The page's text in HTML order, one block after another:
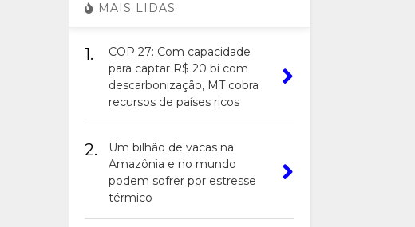
MAIS LIDAS
1.
COP 27: Com capacidade
para captar R$ 20 bi com
descarbonização, MT cobra
recursos de países ricos
2.
Um bilhão de vacas na
Amazônia e no mundo
podem sofrer por estresse
térmico